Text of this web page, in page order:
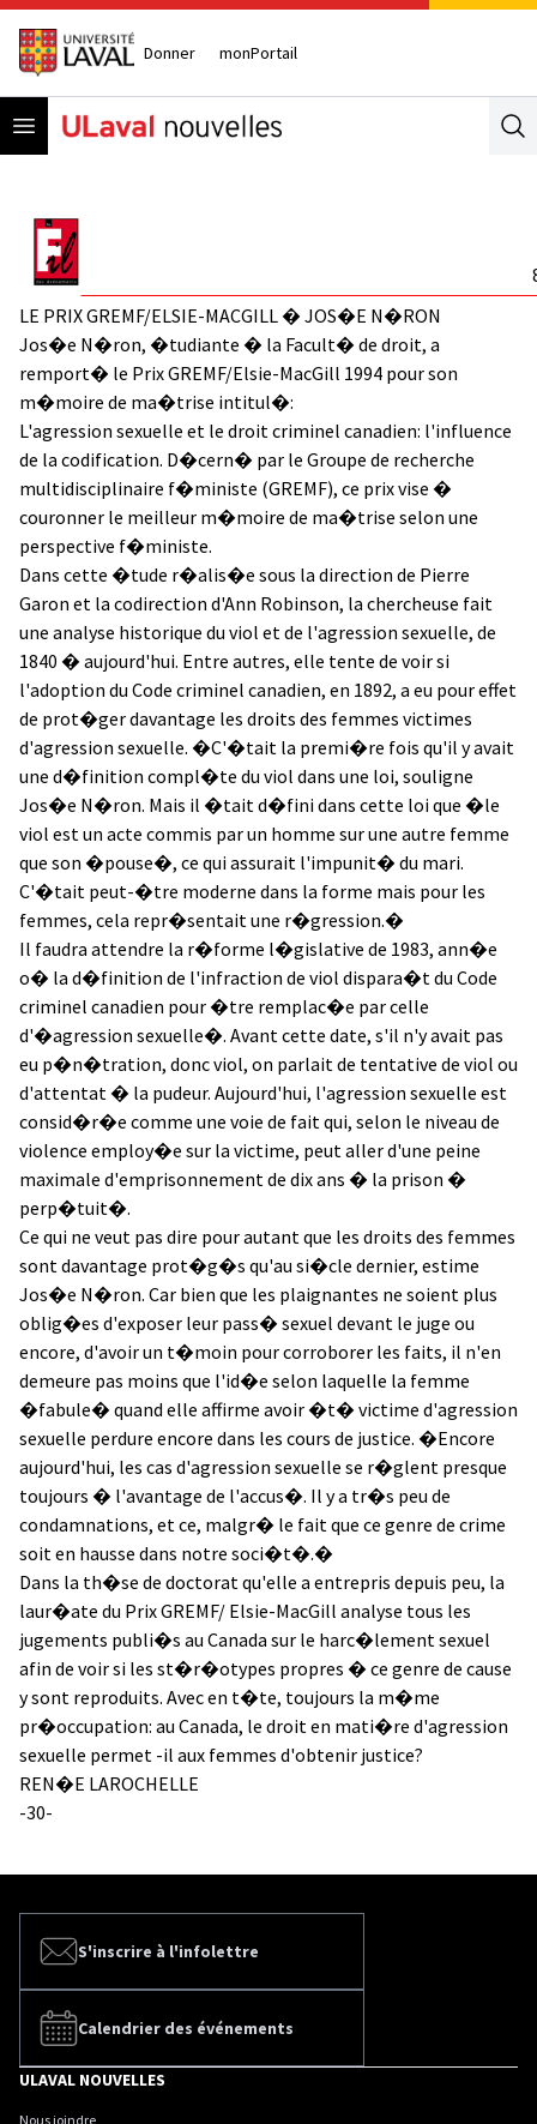
Donner monPortail
Open menu
LE PRIX GREMF/ELSIE-MACGILL � JOS�E N�RON
Jos�e N�ron, �tudiante � la Facult� de droit, a
remport� le Prix GREMF/Elsie-MacGill 1994 pour son
m�moire de ma�trise intitul�:
L'agression sexuelle et le droit criminel canadien: l'influence
de la codification. D�cern� par le Groupe de recherche
multidisciplinaire f�ministe (GREMF), ce prix vise �
couronner le meilleur m�moire de ma�trise selon une
perspective f�ministe.
Dans cette �tude r�alis�e sous la direction de Pierre
Garon et la codirection d'Ann Robinson, la chercheuse fait
une analyse historique du viol et de l'agression sexuelle, de
1840 � aujourd'hui. Entre autres, elle tente de voir si
l'adoption du Code criminel canadien, en 1892, a eu pour effet
de prot�ger davantage les droits des femmes victimes
d'agression sexuelle. �C'�tait la premi�re fois qu'il y avait
une d�finition compl�te du viol dans une loi, souligne
Jos�e N�ron. Mais il �tait d�fini dans cette loi que �le
viol est un acte commis par un homme sur une autre femme
que son �pouse�, ce qui assurait l'impunit� du mari.
C'�tait peut-�tre moderne dans la forme mais pour les
femmes, cela repr�sentait une r�gression.�
Il faudra attendre la r�forme l�gislative de 1983, ann�e
o� la d�finition de l'infraction de viol dispara�t du Code
criminel canadien pour �tre remplac�e par celle
d'�agression sexuelle�. Avant cette date, s'il n'y avait pas
eu p�n�tration, donc viol, on parlait de tentative de viol ou
d'attentat � la pudeur. Aujourd'hui, l'agression sexuelle est
consid�r�e comme une voie de fait qui, selon le niveau de
violence employ�e sur la victime, peut aller d'une peine
maximale d'emprisonnement de dix ans � la prison �
perp�tuit�.
Ce qui ne veut pas dire pour autant que les droits des femmes
sont davantage prot�g�s qu'au si�cle dernier, estime
Jos�e N�ron. Car bien que les plaignantes ne soient plus
oblig�es d'exposer leur pass� sexuel devant le juge ou
encore, d'avoir un t�moin pour corroborer les faits, il n'en
demeure pas moins que l'id�e selon laquelle la femme
�fabule� quand elle affirme avoir �t� victime d'agression
sexuelle perdure encore dans les cours de justice. �Encore
aujourd'hui, les cas d'agression sexuelle se r�glent presque
toujours � l'avantage de l'accus�. Il y a tr�s peu de
condamnations, et ce, malgr� le fait que ce genre de crime
soit en hausse dans notre soci�t�.�
Dans la th�se de doctorat qu'elle a entrepris depuis peu, la
laur�ate du Prix GREMF/ Elsie-MacGill analyse tous les
jugements publi�s au Canada sur le harc�lement sexuel
afin de voir si les st�r�otypes propres � ce genre de cause
y sont reproduits. Avec en t�te, toujours la m�me
pr�occupation: au Canada, le droit en mati�re d'agression
sexuelle permet -il aux femmes d'obtenir justice?
REN�E LAROCHELLE
-30-
S'inscrire à l'infolettre
Calendrier des événements
ULAVAL NOUVELLES
Nous joindre